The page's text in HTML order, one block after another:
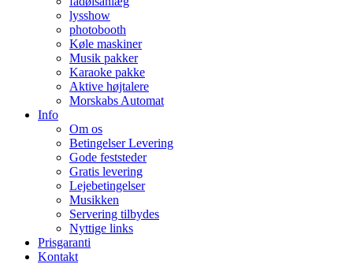
lysshow
photobooth
Køle maskiner
Musik pakker
Karaoke pakke
Aktive højtalere
Morskabs Automat
Info
Om os
Betingelser Levering
Gode feststeder
Gratis levering
Lejebetingelser
Musikken
Servering tilbydes
Nyttige links
Prisgaranti
Kontakt